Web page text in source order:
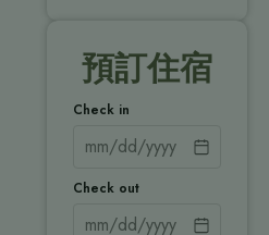
預訂住宿
Check in
Check out